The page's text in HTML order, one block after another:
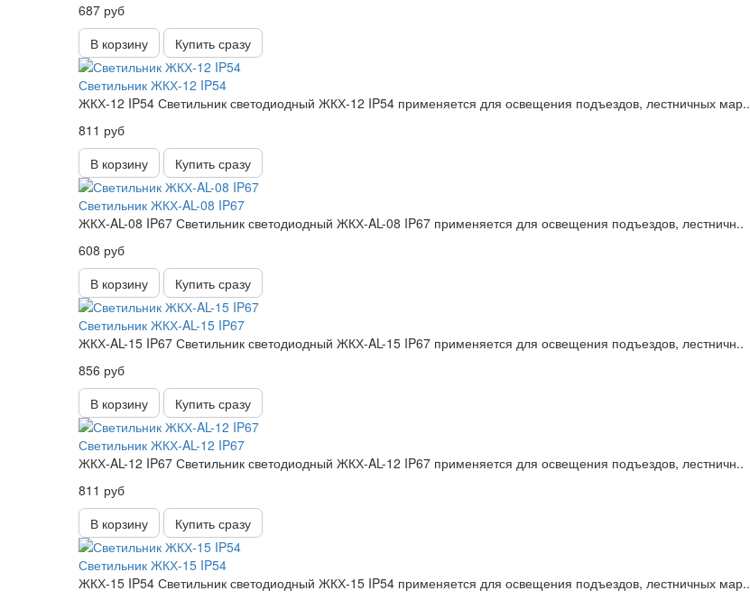
687 руб
В корзину
Купить сразу
Светильник ЖКХ-12 IP54
ЖКХ-12 IP54 Светильник светодиодный ЖКХ-12 IP54 применяется для освещения подъездов, лестничных мар..
811 руб
В корзину
Купить сразу
Светильник ЖКХ-AL-08 IP67
ЖКХ-AL-08 IP67 Светильник светодиодный ЖКХ-AL-08 IP67 применяется для освещения подъездов, лестничн..
608 руб
В корзину
Купить сразу
Светильник ЖКХ-AL-15 IP67
ЖКХ-AL-15 IP67 Светильник светодиодный ЖКХ-AL-15 IP67 применяется для освещения подъездов, лестничн..
856 руб
В корзину
Купить сразу
Светильник ЖКХ-AL-12 IP67
ЖКХ-AL-12 IP67 Светильник светодиодный ЖКХ-AL-12 IP67 применяется для освещения подъездов, лестничн..
811 руб
В корзину
Купить сразу
Светильник ЖКХ-15 IP54
ЖКХ-15 IP54 Светильник светодиодный ЖКХ-15 IP54 применяется для освещения подъездов, лестничных мар..